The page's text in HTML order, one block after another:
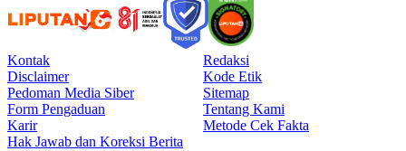
Kontak
Redaksi
Disclaimer
Kode Etik
Pedoman Media Siber
Sitemap
Form Pengaduan
Tentang Kami
Karir
Metode Cek Fakta
Hak Jawab dan Koreksi Berita